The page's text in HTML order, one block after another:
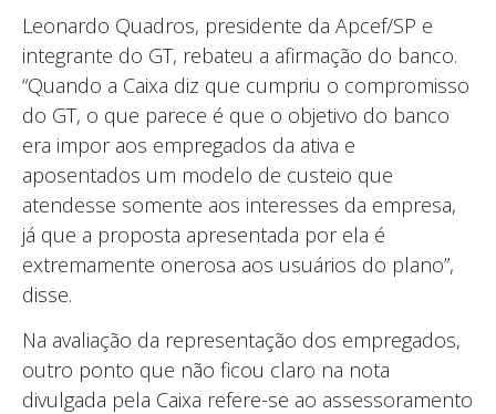
Leonardo Quadros, presidente da Apcef/SP e
integrante do GT, rebateu a afirmação do banco.
“Quando a Caixa diz que cumpriu o compromisso
do GT, o que parece é que o objetivo do banco
era impor aos empregados da ativa e
aposentados um modelo de custeio que
atendesse somente aos interesses da empresa,
já que a proposta apresentada por ela é
extremamente onerosa aos usuários do plano”,
disse.
Na avaliação da representação dos empregados,
outro ponto que não ficou claro na nota
divulgada pela Caixa refere-se ao assessoramento